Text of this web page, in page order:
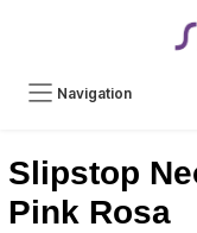
Navigation
Slipstop
Pink Rosa